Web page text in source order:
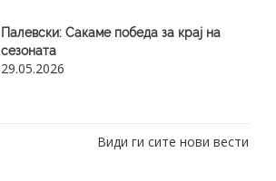
​Палевски: Сакаме победа за крај на
сезоната
29.05.2026
Види ги сите нови вести